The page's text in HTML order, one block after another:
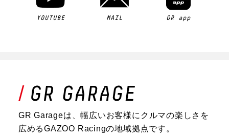
YOUTUBE MAIL GR app
GR Garageは、幅広いお客様にクルマの楽しさを
広めるGAZOO Racingの地域拠点です。